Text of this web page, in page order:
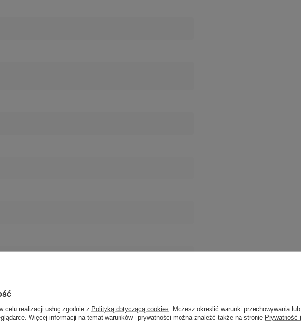
celu realizacji usług zgodnie z Polityką dotyczącą cookies . Możesz określić warunki przechowywania lub
Więcej informacji na temat warunków i prywatności można znaleźć także na stronie Prywatność i